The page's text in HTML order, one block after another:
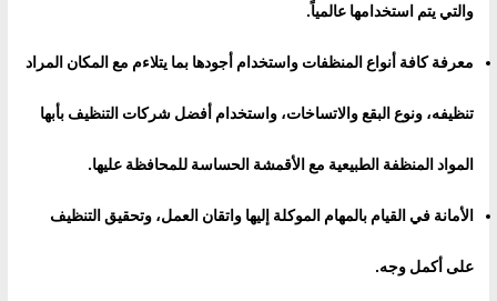
والتي يتم استخدامها عالمياً.
معرفة كافة أنواع المنظفات واستخدام أجودها بما يتلاءم مع المكان المراد
تنظيفه، ونوع البقع والاتساخات، واستخدام أفضل شركات التنظيف بأبها
المواد المنظفة الطبيعية مع الأقمشة الحساسة للمحافظة عليها.
الأمانة في القيام بالمهام الموكلة إليها واتقان العمل، وتحقيق التنظيف
على أكمل وجه.